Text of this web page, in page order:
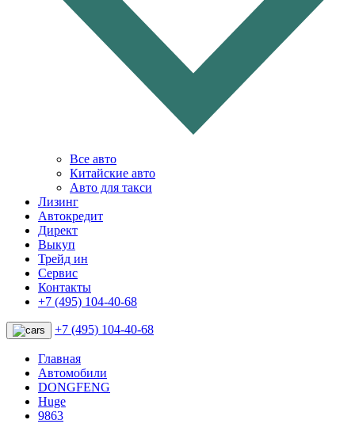
Все авто
Китайские авто
Авто для такси
Лизинг
Автокредит
Директ
Выкуп
Трейд ин
Сервис
Контакты
+7 (495) 104-40-68
+7 (495) 104-40-68
Главная
Автомобили
DONGFENG
Huge
9863